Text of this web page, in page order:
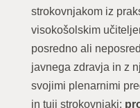
strokovnjakom iz
visokošolskim
posredno ali
javnega zdravja in z
svojimi plenarnimi
in tuji strokovnjaki: